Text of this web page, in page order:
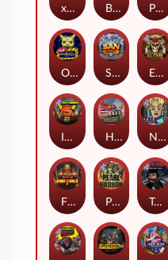
Home of the Brave
Blood & Shadow
Outsourced
Punk Rocker 2
Fire In The Hole xBomb
xWays Hoarder 2
Nine To Five
El Pasa Gunfight xNudge
San Quentin xWays
Pearl Harbor
Infectious 5 xWays
True Grit Redemption